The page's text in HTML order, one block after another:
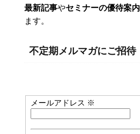
最新記事やセミナーの優待案内
ます。
不定期メルマガにご招待
メールアドレス ※